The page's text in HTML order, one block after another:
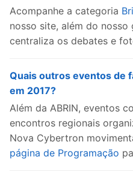
Acompanhe a categoria
nosso site, além do
centraliza os debates e
Quais outros eventos de
em 2017?
Além da ABRIN, eventos
encontros regionais
Nova Cybertron
página de Programação